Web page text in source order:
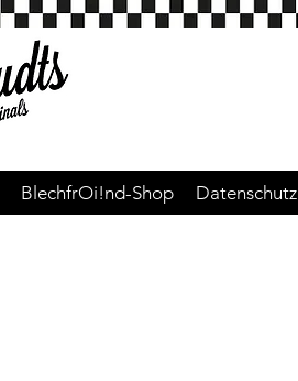
BlechfrOi!nd-Shop Datenschutz